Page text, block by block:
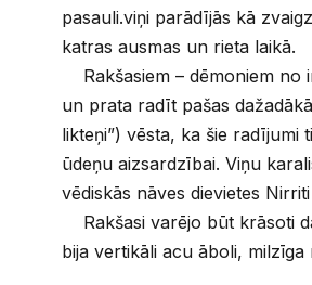
pasauli.viņi parādījās kā
katras ausmas un rieta laikā.
Rakšasiem – dēmoniem no
un prata radīt pašas
likteņi”) vēsta, ka šie
ūdeņu aizsardzībai. Viņu
vēdiskās nāves dievietes
Rakšasi varējo būt krāsoti
bija vertikāli acu āboli,